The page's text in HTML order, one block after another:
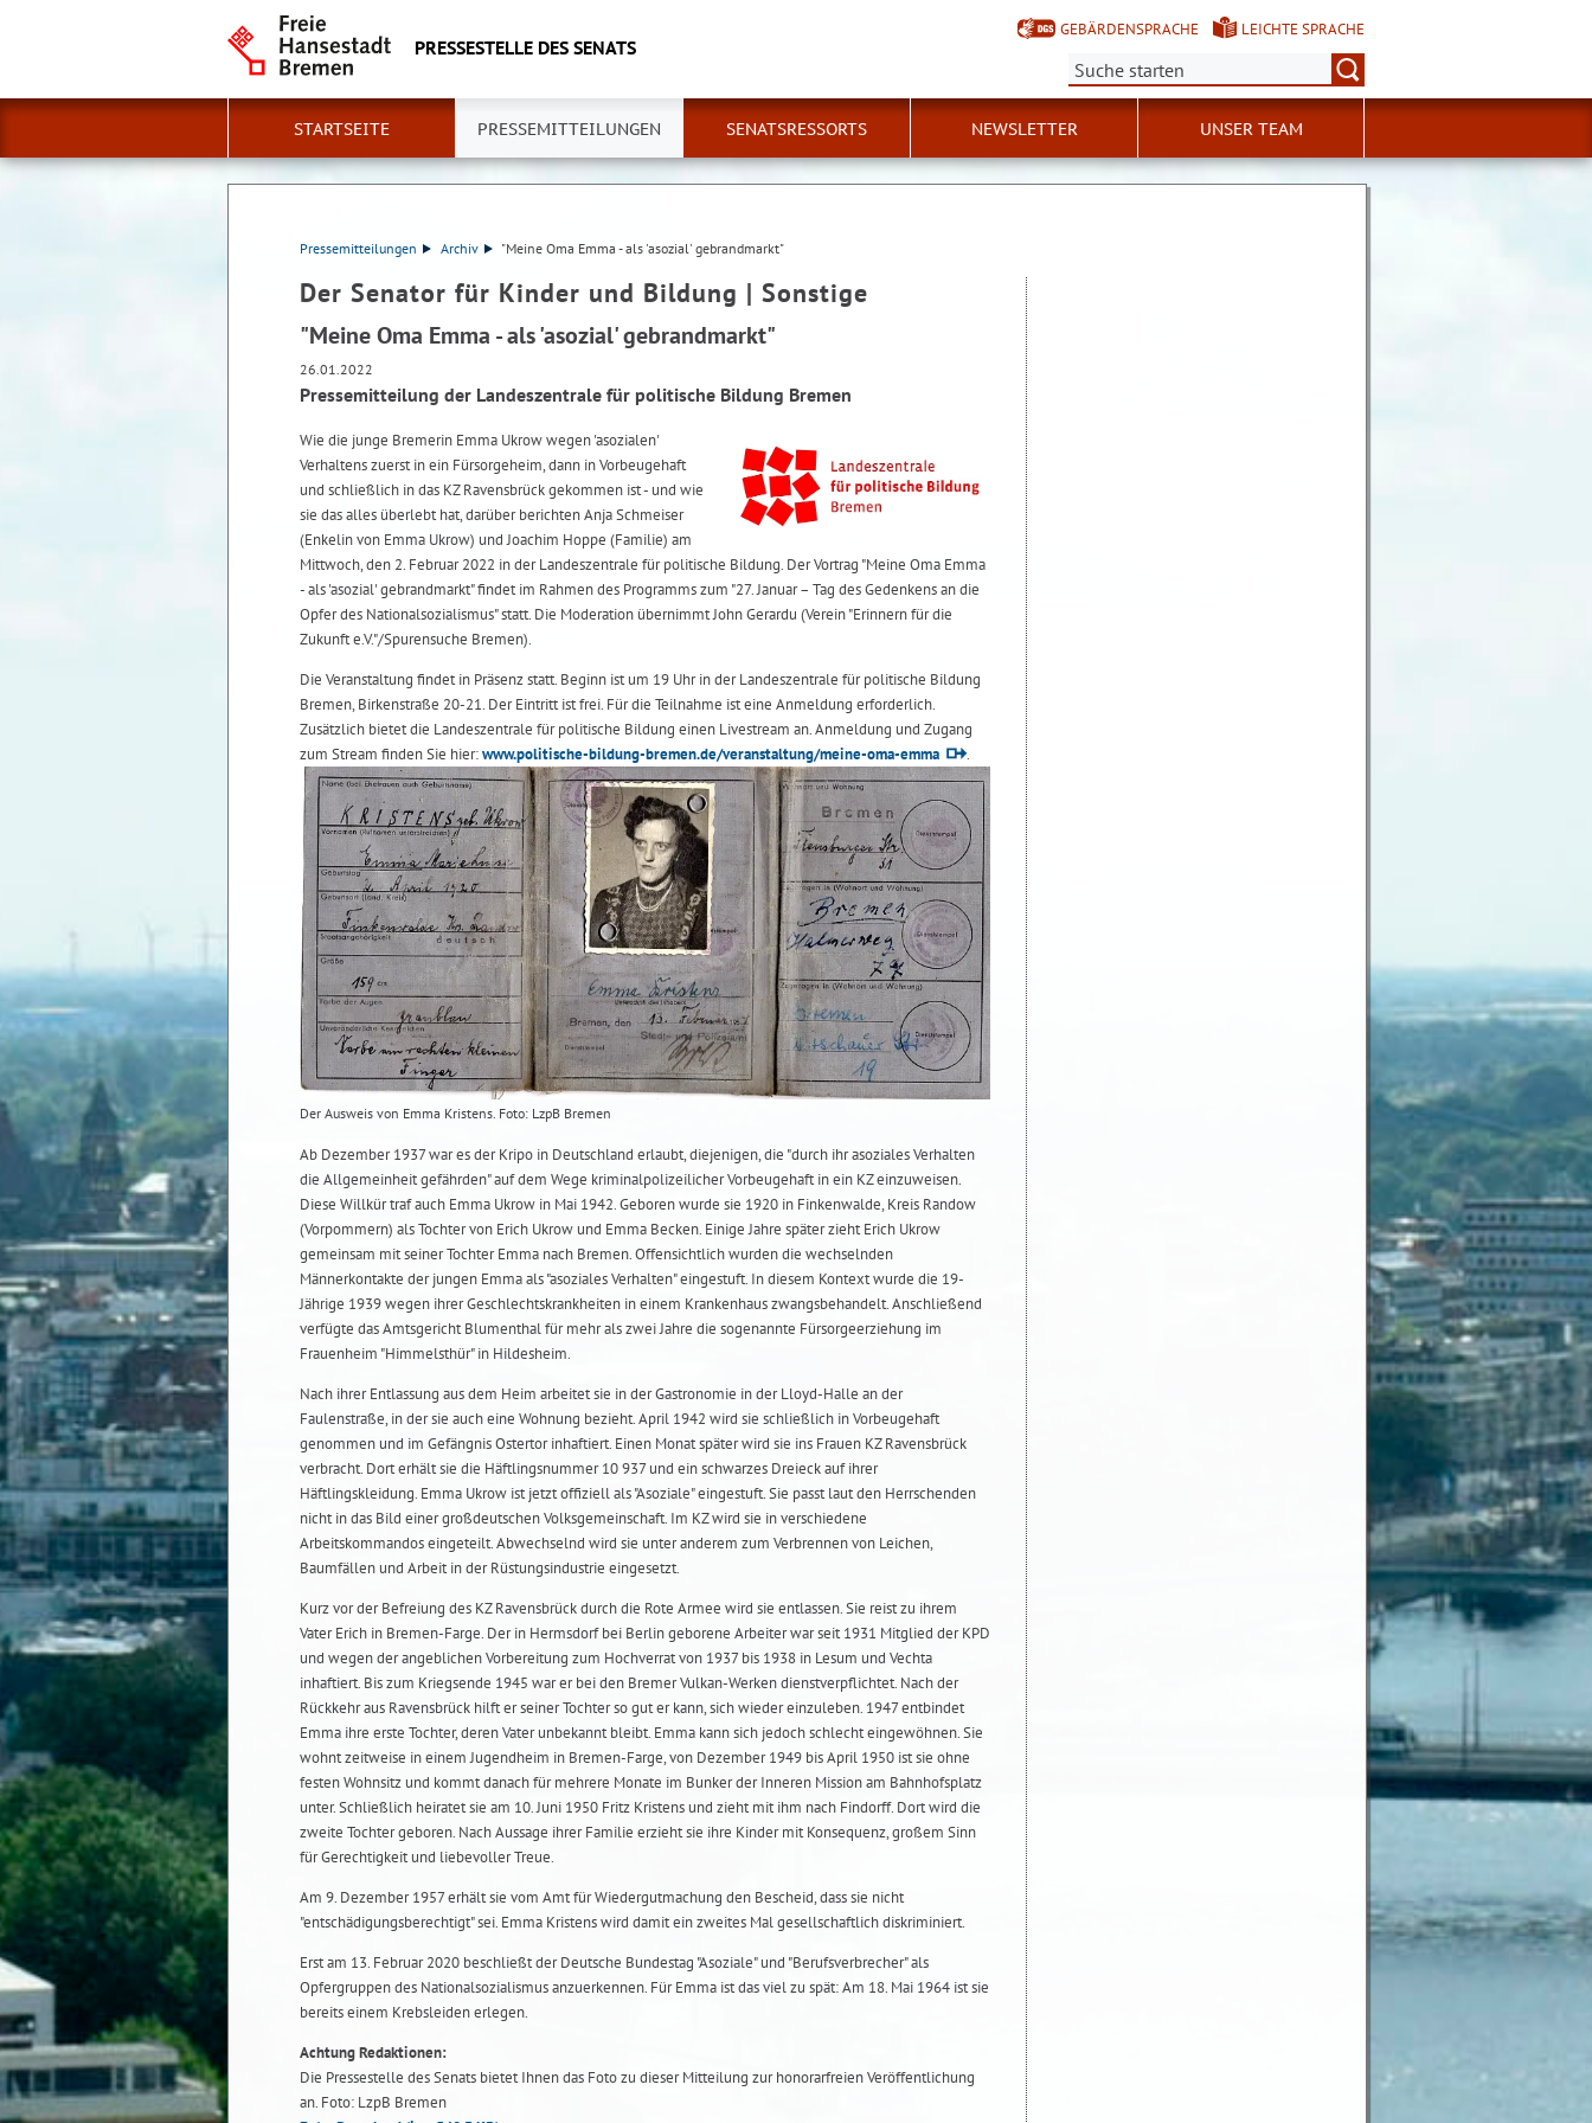
PRESSESTELLE DES SENATS
GEBÄRDENSPRACHE
LEICHTE SPRACHE
Suche:
STARTSEITE PRESSEMITTEILUNGEN SENATSRESSORTS NEWSLETTER UNSER TEAM
Pressemitteilungen Archiv "Meine Oma Emma - als 'asozial' gebrandmarkt"
Der Senator für Kinder und Bildung | Sonstige
"Meine Oma Emma - als 'asozial' gebrandmarkt"
26.01.2022
Pressemitteilung der Landeszentrale für politische Bildung Bremen
Wie die junge Bremerin Emma Ukrow wegen 'asozialen'
Verhaltens zuerst in ein Fürsorgeheim, dann in Vorbeugehaft
und schließlich in das KZ Ravensbrück gekommen ist - und wie
sie das alles überlebt hat, darüber berichten Anja Schmeiser
(Enkelin von Emma Ukrow) und Joachim Hoppe (Familie) am
Mittwoch, den 2. Februar 2022 in der Landeszentrale für politische Bildung. Der Vortrag "Meine Oma Emma
- als 'asozial' gebrandmarkt" findet im Rahmen des Programms zum "27. Januar – Tag des Gedenkens an die
Opfer des Nationalsozialismus" statt. Die Moderation übernimmt John Gerardu (Verein "Erinnern für die
Zukunft e.V."/Spurensuche Bremen).
Die Veranstaltung findet in Präsenz statt. Beginn ist um 19 Uhr in der Landeszentrale für politische Bildung
Bremen, Birkenstraße 20-21. Der Eintritt ist frei. Für die Teilnahme ist eine Anmeldung erforderlich.
Zusätzlich bietet die Landeszentrale für politische Bildung einen Livestream an. Anmeldung und Zugang
zum Stream finden Sie hier:www.politische-bildung-bremen.de/veranstaltung/meine-oma-emma .
Der Ausweis von Emma Kristens. Foto: LzpB Bremen
Ab Dezember 1937 war es der Kripo in Deutschland erlaubt, diejenigen, die "durch ihr asoziales Verhalten
die Allgemeinheit gefährden" auf dem Wege kriminalpolizeilicher Vorbeugehaft in ein KZ einzuweisen.
Diese Willkür traf auch Emma Ukrow in Mai 1942. Geboren wurde sie 1920 in Finkenwalde, Kreis Randow
(Vorpommern) als Tochter von Erich Ukrow und Emma Becken. Einige Jahre später zieht Erich Ukrow
gemeinsam mit seiner Tochter Emma nach Bremen. Offensichtlich wurden die wechselnden
Männerkontakte der jungen Emma als "asoziales Verhalten" eingestuft. In diesem Kontext wurde die 19-
Jährige 1939 wegen ihrer Geschlechtskrankheiten in einem Krankenhaus zwangsbehandelt. Anschließend
verfügte das Amtsgericht Blumenthal für mehr als zwei Jahre die sogenannte Fürsorgeerziehung im
Frauenheim "Himmelsthür" in Hildesheim.
Nach ihrer Entlassung aus dem Heim arbeitet sie in der Gastronomie in der Lloyd-Halle an der
Faulenstraße, in der sie auch eine Wohnung bezieht. April 1942 wird sie schließlich in Vorbeugehaft
genommen und im Gefängnis Ostertor inhaftiert. Einen Monat später wird sie ins Frauen KZ Ravensbrück
verbracht. Dort erhält sie die Häftlingsnummer 10 937 und ein schwarzes Dreieck auf ihrer
Häftlingskleidung. Emma Ukrow ist jetzt offiziell als "Asoziale" eingestuft. Sie passt laut den Herrschenden
nicht in das Bild einer großdeutschen Volksgemeinschaft. Im KZ wird sie in verschiedene
Arbeitskommandos eingeteilt. Abwechselnd wird sie unter anderem zum Verbrennen von Leichen,
Baumfällen und Arbeit in der Rüstungsindustrie eingesetzt.
Kurz vor der Befreiung des KZ Ravensbrück durch die Rote Armee wird sie entlassen. Sie reist zu ihrem
Vater Erich in Bremen-Farge. Der in Hermsdorf bei Berlin geborene Arbeiter war seit 1931 Mitglied der KPD
und wegen der angeblichen Vorbereitung zum Hochverrat von 1937 bis 1938 in Lesum und Vechta
inhaftiert. Bis zum Kriegsende 1945 war er bei den Bremer Vulkan-Werken dienstverpflichtet. Nach der
Rückkehr aus Ravensbrück hilft er seiner Tochter so gut er kann, sich wieder einzuleben. 1947 entbindet
Emma ihre erste Tochter, deren Vater unbekannt bleibt. Emma kann sich jedoch schlecht eingewöhnen. Sie
wohnt zeitweise in einem Jugendheim in Bremen-Farge, von Dezember 1949 bis April 1950 ist sie ohne
festen Wohnsitz und kommt danach für mehrere Monate im Bunker der Inneren Mission am Bahnhofsplatz
unter. Schließlich heiratet sie am 10. Juni 1950 Fritz Kristens und zieht mit ihm nach Findorff. Dort wird die
zweite Tochter geboren. Nach Aussage ihrer Familie erzieht sie ihre Kinder mit Konsequenz, großem Sinn
für Gerechtigkeit und liebevoller Treue.
Am 9. Dezember 1957 erhält sie vom Amt für Wiedergutmachung den Bescheid, dass sie nicht
"entschädigungsberechtigt" sei. Emma Kristens wird damit ein zweites Mal gesellschaftlich diskriminiert.
Erst am 13. Februar 2020 beschließt der Deutsche Bundestag "Asoziale" und "Berufsverbrecher" als
Opfergruppen des Nationalsozialismus anzuerkennen. Für Emma ist das viel zu spät: Am 18. Mai 1964 ist sie
bereits einem Krebsleiden erlegen.
Achtung Redaktionen:
Die Pressestelle des Senats bietet Ihnen das Foto zu dieser Mitteilung zur honorarfreien Veröffentlichung
an. Foto: LzpB Bremen